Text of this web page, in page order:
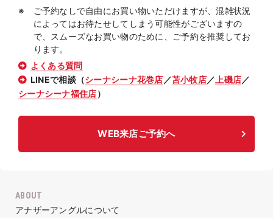
ご予約なしで自由にお買い物いただけますが、混雑状況
によってはお待たせしてしまう可能性がございますの
で、スムーズなお買い物のために、ご予約を推奨してお
ります。
よくある質問
LINEで相談（シーナシーナ花巻店 ／苫小牧店／ 上磯店／
シーナシーナ福住店）
WEB来店ご予約へ
ABOUT
アナザーアングルについて